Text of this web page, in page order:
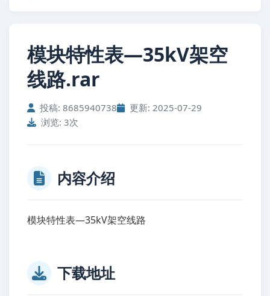
模块特性表—35kV架空
线路.rar
投稿: 8685940738
更新: 2025-07-29
浏览: 3次
内容介绍
模块特性表—35kV架空线路
下载地址